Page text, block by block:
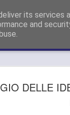
DELLE
its services
and